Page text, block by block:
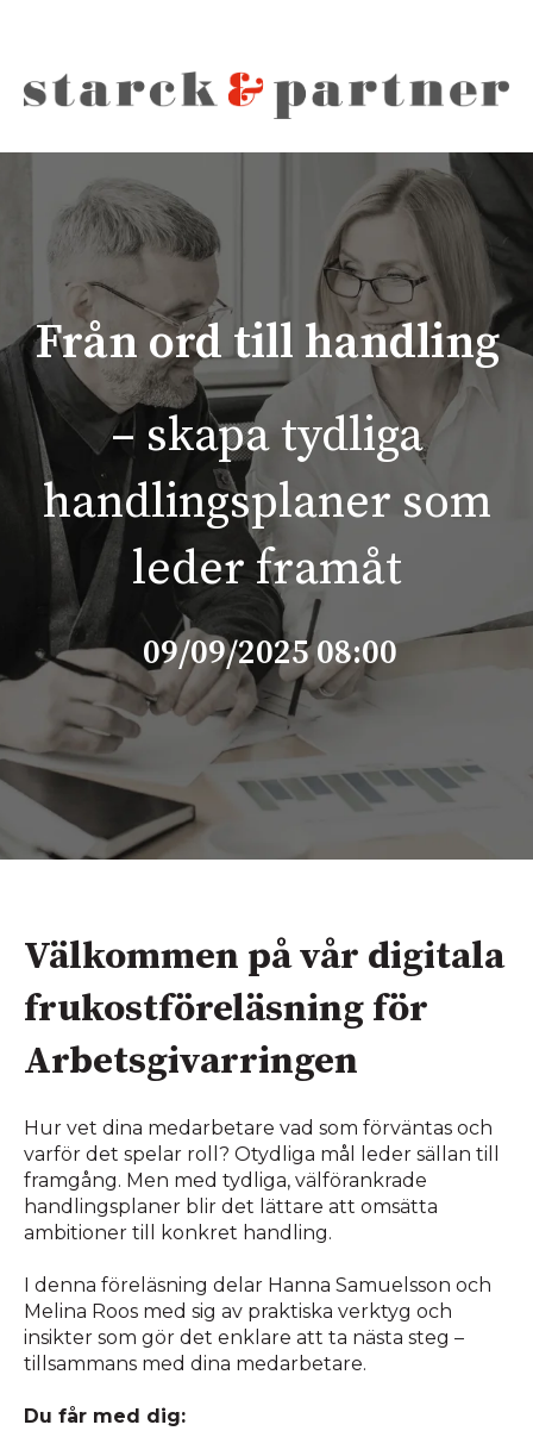
Från ord till handling
– skapa tydliga
handlingsplaner som
leder framåt
09/09/2025 08:00
Välkommen på vår digitala
frukostföreläsning för
Arbetsgivarringen
Hur vet dina medarbetare vad som förväntas och
varför det spelar roll? Otydliga mål leder sällan till
framgång. Men med tydliga, välförankrade
handlingsplaner blir det lättare att omsätta
ambitioner till konkret handling.
I denna föreläsning delar Hanna Samuelsson och
Melina Roos med sig av praktiska verktyg och
insikter som gör det enklare att ta nästa steg –
tillsammans med dina medarbetare.
Du får med dig: